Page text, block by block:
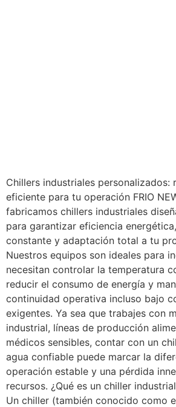
Chillers industriales personalizados:
eficiente para tu operación FRIO
fabricamos chillers industriales
para garantizar eficiencia
constante y adaptación total a tu
Nuestros equipos son ideales para
necesitan controlar la temperatura
reducir el consumo de energía y
continuidad operativa incluso bajo
exigentes. Ya sea que trabajes con
industrial, líneas de producción
médicos sensibles, contar con un
agua confiable puede marcar la
operación estable y una pérdida
recursos. ¿Qué es un chiller
Un chiller (también conocido como